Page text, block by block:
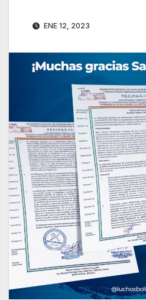
ENE 12, 2023